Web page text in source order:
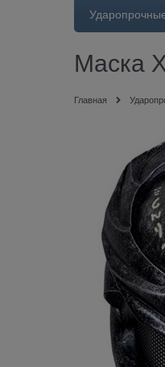
Маска
Главная